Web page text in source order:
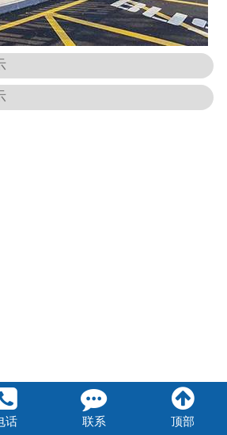
联系我们
话 联系 顶部